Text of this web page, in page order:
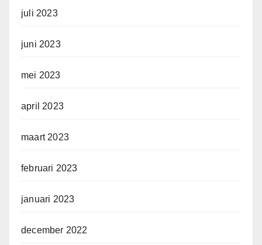
juli 2023
juni 2023
mei 2023
april 2023
maart 2023
februari 2023
januari 2023
december 2022